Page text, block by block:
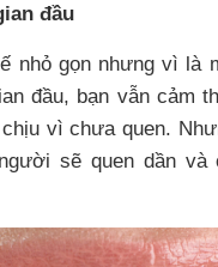
đầu
nhỏ gọn nhưng vì là
đầu, bạn vẫn cảm
vì chưa quen.
sẽ quen dần và